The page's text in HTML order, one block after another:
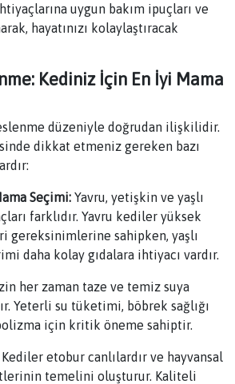
uygun bakım ipuçları ve
hayatınızı kolaylaştıracak
Kediniz İçin En İyi Mama
düzeniyle doğrudan ilişkilidir.
dikkat etmeniz gereken bazı
Seçimi: Yavru, yetişkin ve yaşlı
farklıdır. Yavru kediler yüksek
gereksinimlerine sahipken, yaşlı
daha kolay gıdalara ihtiyacı vardır.
her zaman taze ve temiz suya
Yeterli su tüketimi, böbrek sağlığı
için kritik öneme sahiptir.
Kediler etobur canlılardır ve hayvansal
temelini oluşturur. Kaliteli